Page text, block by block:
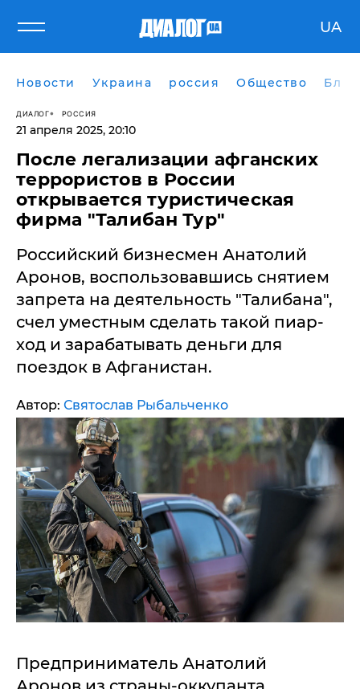
UA
Новости Украина россия Общество
ДИАЛОГ РОССИЯ
21 апреля 2025, 20:10
После легализации афганских
террористов в России
открывается туристическая
фирма "Талибан Тур"
Российский бизнесмен Анатолий
Аронов, воспользовавшись снятием
запрета на деятельность "Талибана",
счел уместным сделать такой пиар-
ход и зарабатывать деньги для
поездок в Афганистан.
Автор: Святослав Рыбальченко
Предприниматель Анатолий